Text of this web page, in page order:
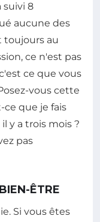
suivi 8
aucune des
toujours au
ce n'est pas
ce que vous
vous cette
ce que je fais
y a trois mois ?
pas
ÊTRE
Si vous êtes